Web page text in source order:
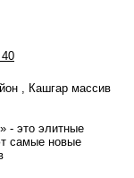
, Кашгар массив
- это элитные
самые новые